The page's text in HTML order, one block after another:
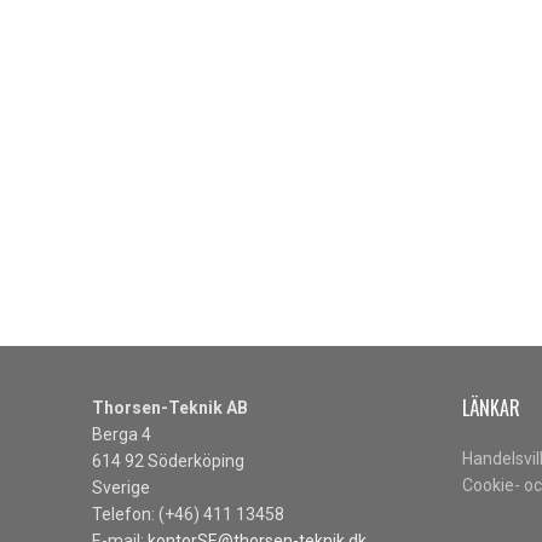
Thorsen-Teknik AB
Berga 4
614 92 Söderköping
Sverige
Telefon: (+46) 411 13458
LÄNKAR
Cookie-